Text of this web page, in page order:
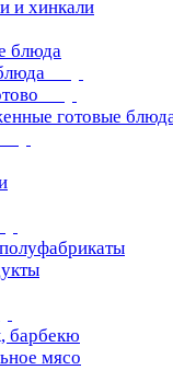
и хинкали
блюда
готовые
мясо